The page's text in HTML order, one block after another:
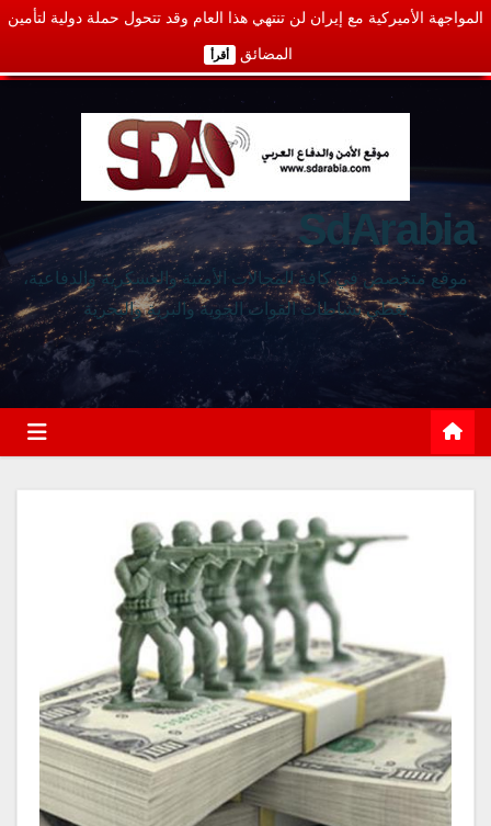
المواجهة الأميركية مع إيران لن تنتهي هذا العام وقد تتحول حملة دولية لتأمين
المضائق أقرأ
SdArabia
موقع متخصص في كافة المجالات الأمنية والعسكرية والدفاعية،
يغطي نشاطات القوات الجوية والبرية والبحرية